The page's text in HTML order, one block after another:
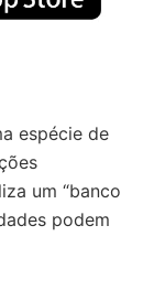
espécie de
um “banco
podem